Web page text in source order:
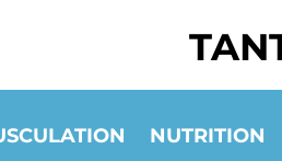
NUTRITION